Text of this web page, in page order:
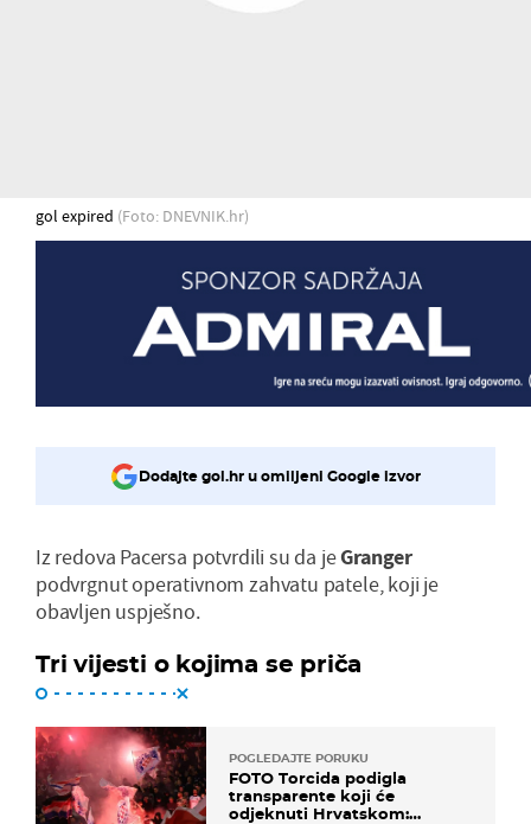
gol expired (Foto: DNEVNIK.hr)
Dodajte gol.hr u omiljeni Google izvor
Iz redova Pacersa potvrdili su da jeGranger
podvrgnut operativnom zahvatu patele, koji je
obavljen uspješno.
Tri vijesti o kojima se priča
POGLEDAJTE PORUKU
FOTO Torcida podigla
transparente koji će
odjeknuti Hrvatskom: